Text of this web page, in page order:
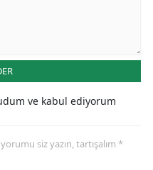
ve kabul ediyorum
siz yazın, tartışalım *